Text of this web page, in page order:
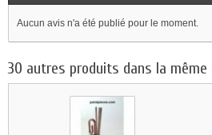
Aucun avis n'a été publié pour le moment.
30 autres produits dans la même